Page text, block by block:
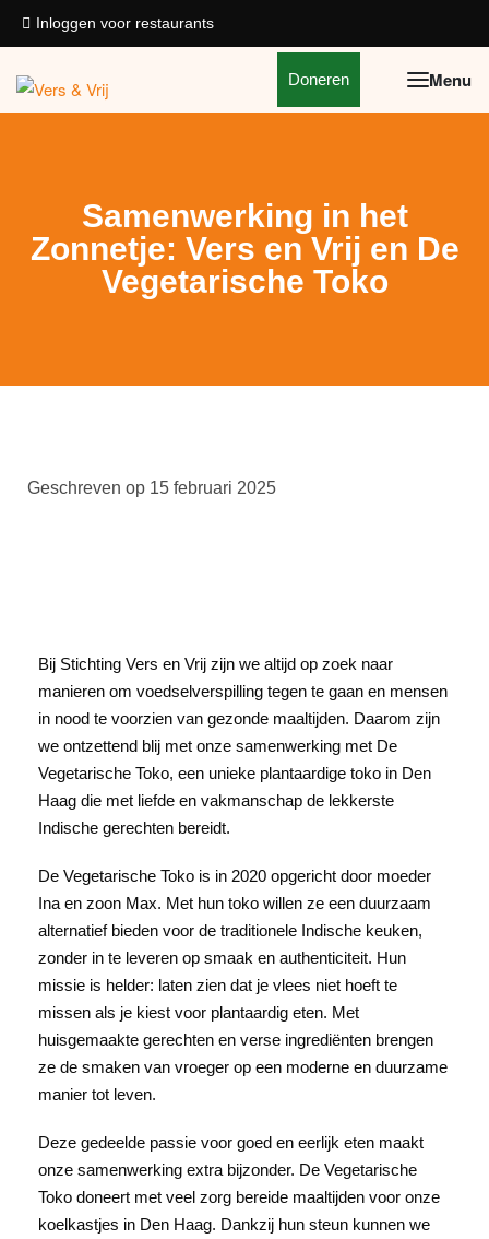
Inloggen voor restaurants
Doneren
Samenwerking in het
Zonnetje: Vers en Vrij en De
Vegetarische Toko
Geschreven op 15 februari 2025
Bij Stichting Vers en Vrij zijn we altijd op zoek naar
manieren om voedselverspilling tegen te gaan en mensen
in nood te voorzien van gezonde maaltijden. Daarom zijn
we ontzettend blij met onze samenwerking met De
Vegetarische Toko, een unieke plantaardige toko in Den
Haag die met liefde en vakmanschap de lekkerste
Indische gerechten bereidt.
De Vegetarische Toko is in 2020 opgericht door moeder
Ina en zoon Max. Met hun toko willen ze een duurzaam
alternatief bieden voor de traditionele Indische keuken,
zonder in te leveren op smaak en authenticiteit. Hun
missie is helder: laten zien dat je vlees niet hoeft te
missen als je kiest voor plantaardig eten. Met
huisgemaakte gerechten en verse ingrediënten brengen
ze de smaken van vroeger op een moderne en duurzame
manier tot leven.
Deze gedeelde passie voor goed en eerlijk eten maakt
onze samenwerking extra bijzonder. De Vegetarische
Toko doneert met veel zorg bereide maaltijden voor onze
koelkastjes in Den Haag. Dankzij hun steun kunnen we